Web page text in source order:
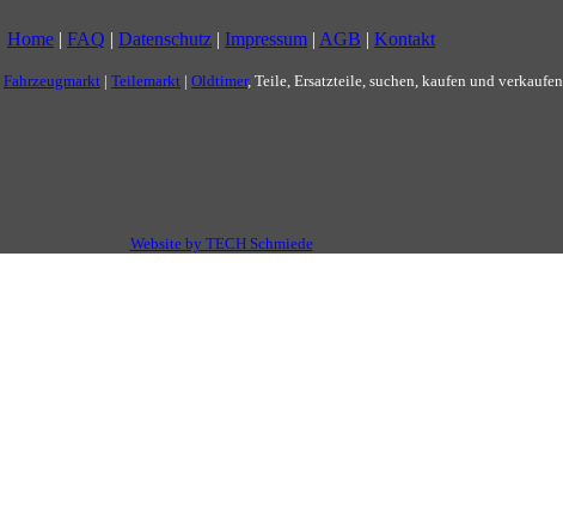
Home | FAQ | Datenschutz | Impressum | AGB | Kontakt
Fahrzeugmarkt | Teilemarkt | Oldtimer, Teile, Ersatzteile, suchen, kaufen und verkaufen.
Website by TECH Schmiede